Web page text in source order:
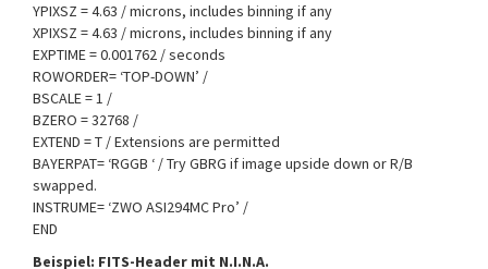
YPIXSZ = 4.63 / microns, includes binning if any
XPIXSZ = 4.63 / microns, includes binning if any
EXPTIME = 0.001762 / seconds
ROWORDER= ‘TOP-DOWN’ /
BSCALE = 1 /
BZERO = 32768 /
EXTEND = T / Extensions are permitted
BAYERPAT= ‘RGGB ‘ / Try GBRG if image upside down or R/B
swapped.
INSTRUME= ‘ZWO ASI294MC Pro’ /
END
Beispiel: FITS-Header mit N.I.N.A.